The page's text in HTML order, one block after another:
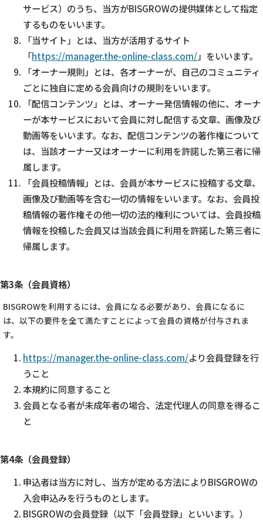
サービス）のうち、当方がBISGROWの提供媒体として指定
するものをいいます。
「当サイト」とは、当方が活用するサイト
「https://manager.the-online-class.com/」をいいます。
「オーナー規則」とは、各オーナーが、自己のコミュニティ
ごとに独自に定める会員向けの規則をいいます。
「配信コンテンツ」とは、オーナー発信情報の他に、オーナ
ーが本サービスにおいて会員に対し配信する文章、画像及び
動画等をいいます。なお、配信コンテンツの著作権について
は、当該オーナー又はオーナーに利用を許諾した第三者に帰
属します。
「会員投稿情報」とは、会員が本サービスに投稿する文章、
画像及び動画等を含む一切の情報をいいます。なお、会員投
稿情報の著作権その他一切の法的権利については、会員投稿
情報を投稿した会員又は当該会員に利用を許諾した第三者に
帰属します。
第3条（会員資格）
BISGROWを利用するには、会員になる必要があり、会員になるに
は、以下の要件を全て満たすことによって会員の資格が付与されま
す。
https://manager.the-online-class.com/より会員登録を行
うこと
本規約に同意すること
会員となる者が未成年者の場合、法定代理人の同意を得るこ
と
第4条（会員登録）
申込者は当方に対し、当方が定める方法によりBISGROWの
入会申込みを行うものとします。
BISGROWの会員登録（以下「会員登録」といいます。）